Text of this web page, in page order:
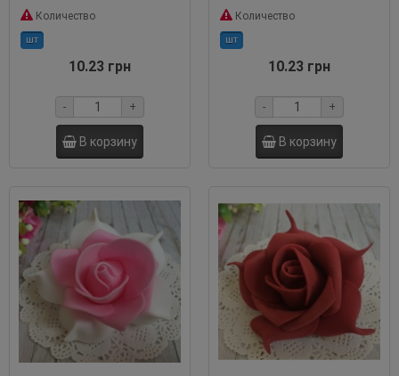
Количество
шт
10.23 грн
- +
В корзину
Количество
шт
10.23 грн
- +
В корзину